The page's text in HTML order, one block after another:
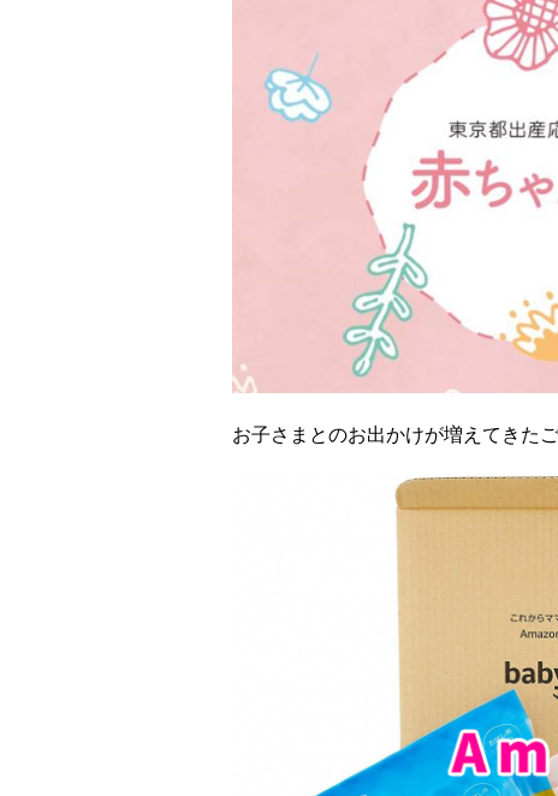
お子さまとのお出かけが増えてきた